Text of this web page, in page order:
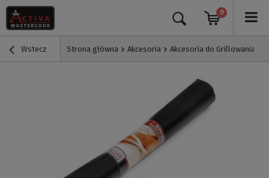
0
Wstecz Strona główna Akcesoria Akcesoria do Grillowania